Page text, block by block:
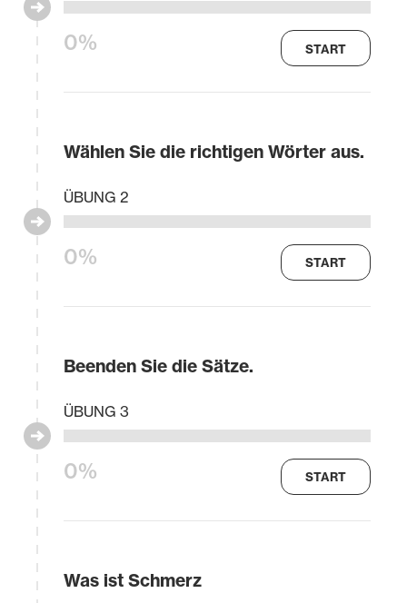
0% START
Wählen Sie die richtigen Wörter aus.
0%
ÜBUNG 2
START
Beenden Sie die Sätze.
0%
ÜBUNG 3
START
Was ist Schmerz